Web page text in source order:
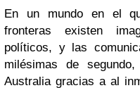
En un mundo en el
fronteras existen
políticos, y las
milésimas de
Australia gracias a al